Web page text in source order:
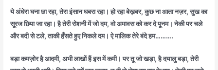
ये अंधेरा घना छा रहा, तेरा इंसान घबरा रहा। हो रहा बेख़बर, कुछ ना आता नज़र, सुख का
सूरज छिपा जा रहा। है तेरी रोशनी में जो दम, वो अमावस को कर दे पूनम। नेकी पर चले
और बदी से टले, ताकी हँसते हुए निकले दम। ऐ मालिक तेरे बंदे हम……….
बड़ा कमज़ोर है आदमी, अभी लाखों हैं इस में कमी। पर तू जो खड़ा, है दयालु बड़ा, तेरी